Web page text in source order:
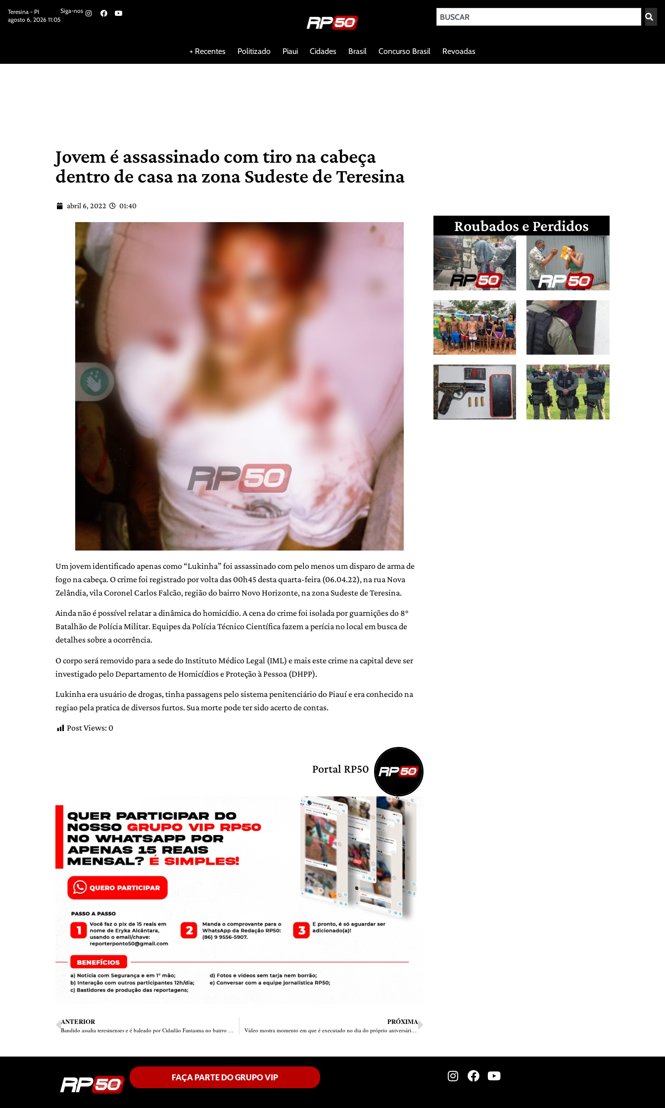
Teresina - PI
agosto 6, 2026 11:05
Siga-nos
+ Recentes Politizado Piaui Cidades Brasil Concurso Brasil Revoadas
Jovem é assassinado com tiro na cabeça
dentro de casa na zona Sudeste de Teresina
abril 6, 2022 01:40
Um jovem identificado apenas como “Lukinha” foi assassinado com pelo menos um disparo de arma de
fogo na cabeça. O crime foi registrado por volta das 00h45 desta quarta-feira (06.04.22), na rua Nova
Zelândia, vila Coronel Carlos Falcão, região do bairro Novo Horizonte, na zona Sudeste de Teresina.
Ainda não é possível relatar a dinâmica do homicídio. A cena do crime foi isolada por guarnições do 8°
Batalhão de Polícia Militar. Equipes da Polícia Técnico Científica fazem a perícia no local em busca de
detalhes sobre a ocorrência.
O corpo será removido para a sede do Instituto Médico Legal (IML) e mais este crime na capital deve ser
investigado pelo Departamento de Homicídios e Proteção à Pessoa (DHPP).
Lukinha era usuário de drogas, tinha passagens pelo sistema penitenciário do Piauí e era conhecido na
regiao pela pratica de diversos furtos. Sua morte pode ter sido acerto de contas.
Post Views: 0
Portal RP50
ANTERIOR
Bandido assalta teresinenses e é baleado por Cidadão Fantasma no bairro Tabuleta
PRÓXIMA
Vídeo mostra momento em que é executado no dia do próprio aniversário em Teresina
Roubados e Perdidos
FAÇA PARTE DO GRUPO VIP